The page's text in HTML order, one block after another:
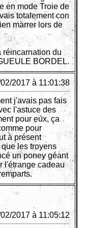
en mode Troie de
totalement con
marrer lors de
réincarnation du
BORDEL.
02/2017 à 11:01:38
j'avais pas fais
l'astuce des
pour eux, ça
pour
à présent
les troyens
un poney géant
l'étrange cadeau
02/2017 à 11:05:12